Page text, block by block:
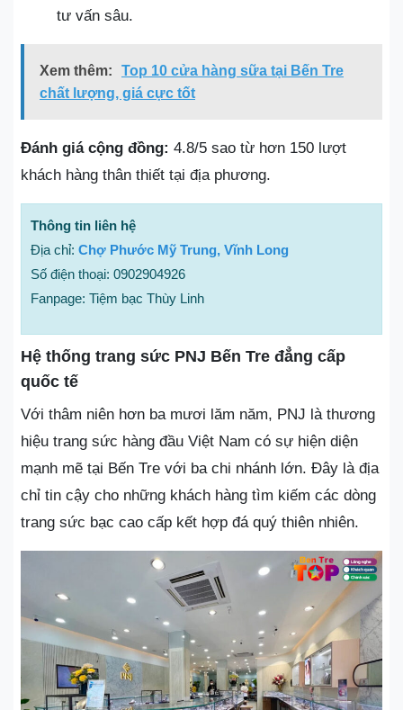
tư vấn sâu.
Xem thêm:
Top 10 cửa hàng sữa tại Bến Tre
chất lượng, giá cực tốt
Đánh giá cộng đồng: 4.8/5 sao từ hơn 150 lượt
khách hàng thân thiết tại địa phương.
Thông tin liên hệ
Địa chỉ: Chợ Phước Mỹ Trung, Vĩnh Long
Số điện thoại: 0902904926
Fanpage: Tiệm bạc Thùy Linh
Hệ thống trang sức PNJ Bến Tre đẳng cấp
quốc tế
Với thâm niên hơn ba mươi lăm năm, PNJ là thương
hiệu trang sức hàng đầu Việt Nam có sự hiện diện
mạnh mẽ tại Bến Tre với ba chi nhánh lớn. Đây là địa
chỉ tin cậy cho những khách hàng tìm kiếm các dòng
trang sức bạc cao cấp kết hợp đá quý thiên nhiên.